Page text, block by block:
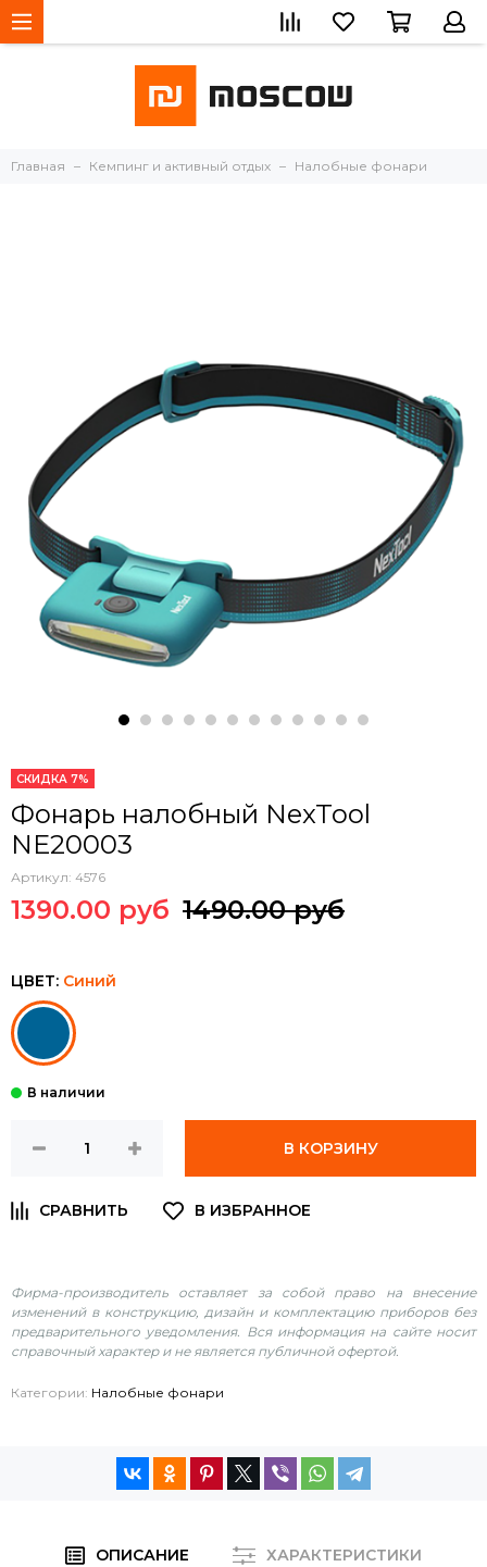
Главная Кемпинг и активный отдых Налобные фонари
СКИДКА 7%
Фонарь налобный NexTool
NE20003
Артикул: 4576
1390.00 руб 1490.00 руб
ЦВЕТ: Синий
В КОРЗИНУ
Фирма-производитель оставляет за собой право на внесение
изменений в конструкцию, дизайн и комплектацию приборов без
предварительного уведомления. Вся информация на сайте носит
справочный характер и не является публичной офертой.
Категории: Налобные фонари
ОПИСАНИЕ ХАРАКТЕРИСТИКИ